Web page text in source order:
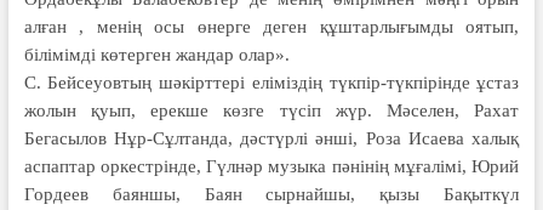
алған , менің осы өнерге деген құштарлығымды оятып,
білімімді көтерген жандар олар».
С. Бейсеуовтың шәкірттері еліміздің түкпір-түкпірінде ұстаз
жолын қуып, ерекше көзге түсіп жүр. Мәселен, Рахат
Бегасылов Нұр-Сұлтанда, дәстүрлі әнші, Роза Исаева халық
аспаптар оркестрінде, Гүлнәр музыка пәнінің мұғалімі, Юрий
Гордеев баяншы, Баян сырнайшы, қызы Бақыткүл